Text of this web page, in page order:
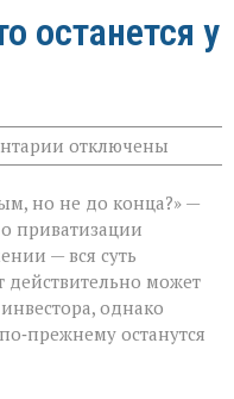
останется у
к
записи
что
уйдёт
частные
руки,
а
что
останется
отключены
но не до конца?» —
приватизации
— вся суть
может
однако
останутся